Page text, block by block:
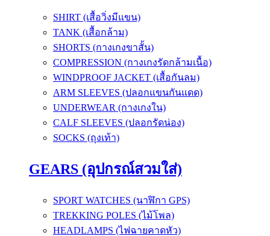
SHIRT (เสื้อวิ่งมีแขน)
TANK (เสื้อกล้าม)
SHORTS (กางเกงขาสั้น)
COMPRESSION (กางเกงรัดกล้ามเนื้อ)
WINDPROOF JACKET (เสื้อกันลม)
ARM SLEEVES (ปลอกแขนกันแดด)
UNDERWEAR (กางเกงใน)
CALF SLEEVES (ปลอกรัดน่อง)
SOCKS (ถุงเท้า)
GEARS (อุปกรณ์สวมใส่)
SPORT WATCHES (นาฬิกา GPS)
TREKKING POLES (ไม้โพล)
HEADLAMPS (ไฟฉายคาดหัว)